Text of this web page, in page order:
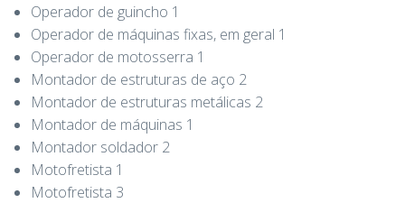
Operador de guincho 1
Operador de máquinas fixas, em geral 1
Operador de motosserra 1
Montador de estruturas de aço 2
Montador de estruturas metálicas 2
Montador de máquinas 1
Montador soldador 2
Motofretista 1
Motofretista 3